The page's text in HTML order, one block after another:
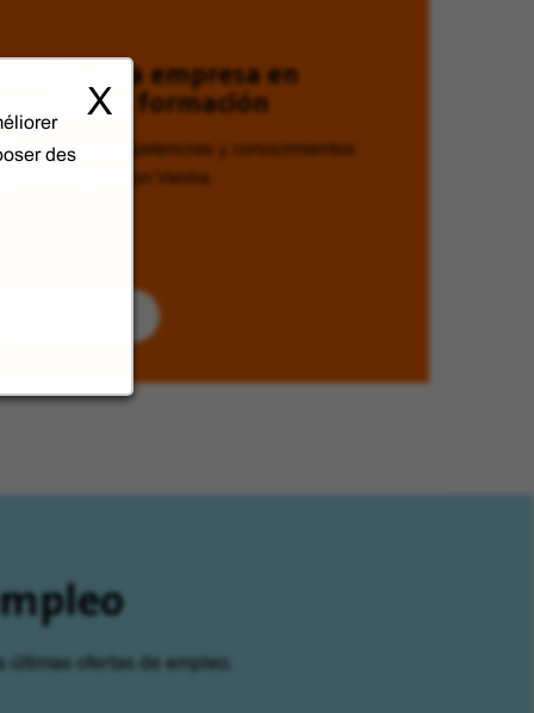
X
des
Veolia, una empresa en
constante formación
Mejora tus competencias y conocimientos
profesionales con Veolia.